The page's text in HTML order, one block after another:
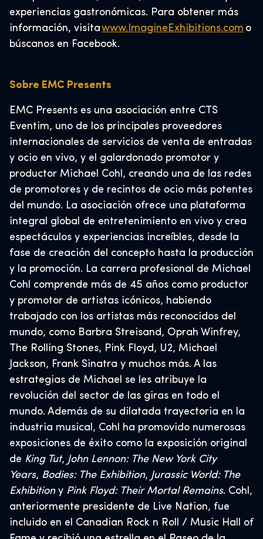
experiencias gastronómicas. Para obtener más
información, visitawww.ImagineExhibitions.com o
búscanos en Facebook.
Sobre EMC Presents
EMC Presents es una asociación entre CTS
Eventim, uno de los principales proveedores
internacionales de servicios de venta de entradas
y ocio en vivo, y el galardonado promotor y
productor Michael Cohl, creando una de las redes
de promotores y de recintos de ocio más potentes
del mundo. La asociación ofrece una plataforma
integral global de entretenimiento en vivo y crea
espectáculos y experiencias increíbles, desde la
fase de creación del concepto hasta la producción
y la promoción. La carrera profesional de Michael
Cohl comprende más de 45 años como productor
y promotor de artistas icónicos, habiendo
trabajado con los artistas más reconocidos del
mundo, como Barbra Streisand, Oprah Winfrey,
The Rolling Stones, Pink Floyd, U2, Michael
Jackson, Frank Sinatra y muchos más. A las
estrategias de Michael se les atribuye la
revolución del sector de las giras en todo el
mundo. Además de su dilatada trayectoria en la
industria musical, Cohl ha promovido numerosas
exposiciones de éxito como la exposición original
de King Tut, John Lennon: The New York City
Years, Bodies: The Exhibition, Jurassic World: The
Exhibitiony Pink Floyd: Their Mortal Remains. Cohl,
anteriormente presidente de Live Nation, fue
incluido en el Canadian Rock n Roll / Music Hall of